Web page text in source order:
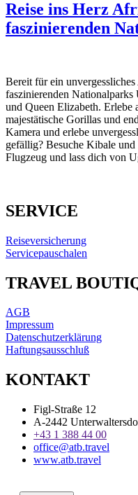
Reise ins Herz
faszinierenden
Bereit für ein
faszinierenden
und Queen Elizabeth. Erlebe
majestätische Gorillas und
Kamera und erlebe
gefällig? Besuche Kibale
Flugzeug und lass dich von
SERVICE
Reiseversicherung
Servicepauschalen
TRAVEL
AGB
Impressum
Datenschutzerklärung
Haftungsausschluß
KONTAKT
Figl-Straße 12
A-2442
+43 1 388 44 00
office@atb.travel
www.atb.travel